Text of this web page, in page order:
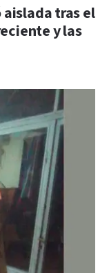
tras el
y las